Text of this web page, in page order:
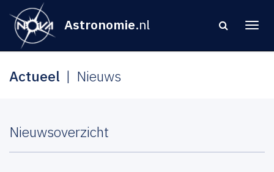
Astronomie.nl
Actueel Nieuws
Nieuwsoverzicht